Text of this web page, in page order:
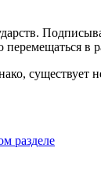
в
существует
разделе